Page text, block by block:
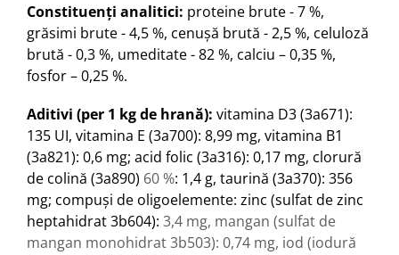
Constituenţi analitici: proteine brute - 7 %,
grăsimi brute - 4,5 %, cenuşă brută - 2,5 %, celuloză
brută - 0,3 %, umeditate - 82 %, calciu – 0,35 %,
fosfor – 0,25 %.
Aditivi (per 1 kg de hrană): vitamina D3 (3a671):
135 UI, vitamina E (3a700): 8,99 mg, vitamina B1
(3a821): 0,6 mg; acid folic (3a316): 0,17 mg, clorură
de colină (3a890) 60 %: 1,4 g, taurină (3a370): 356
mg; compuşi de oligoelemente: zinc (sulfat de zinc
heptahidrat 3b604): 3,4 mg, mangan (sulfat de
mangan monohidrat 3b503): 0,74 mg, iod (iodură